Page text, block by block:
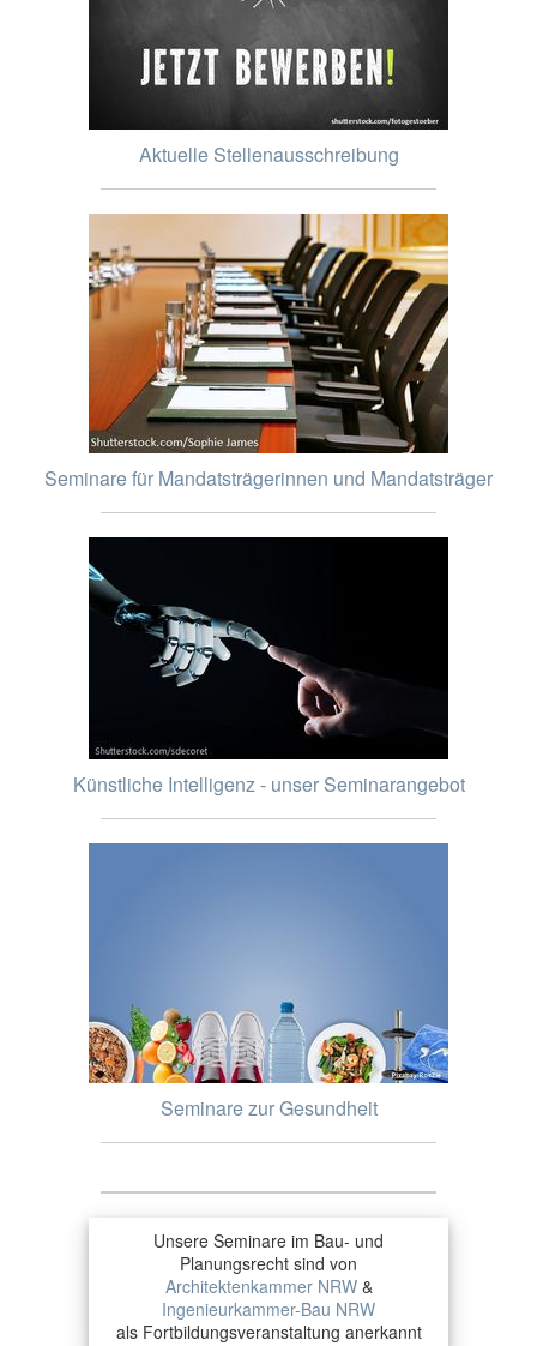
Aktuelle Stellenausschreibung
Seminare für Mandatsträgerinnen und Mandatsträger
Künstliche Intelligenz - unser Seminarangebot
Seminare zur Gesundheit
Unsere Seminare im Bau- und
Planungsrecht sind von
Architektenkammer NRW&
Ingenieurkammer-Bau NRW
als Fortbildungsveranstaltung anerkannt